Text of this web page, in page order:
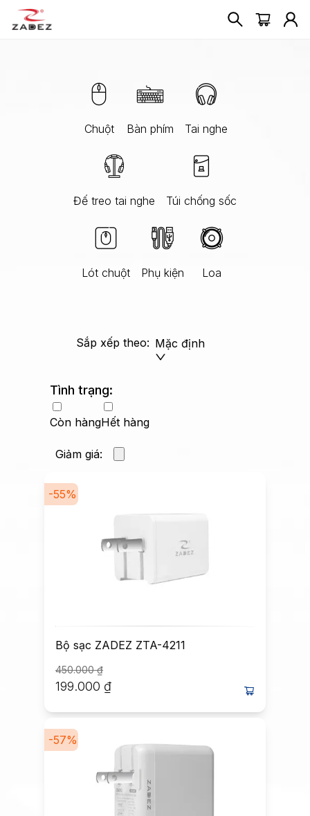
Chuột Bàn phím Tai nghe
Đế treo tai nghe Túi chống sốc
Lót chuột Phụ kiện Loa
Sắp xếp theo: Mặc định
Tình trạng:
Còn hàngHết hàng
Giảm giá:
-55%
Bộ sạc ZADEZ ZTA-4211
450.000₫
199.000 ₫
-57%